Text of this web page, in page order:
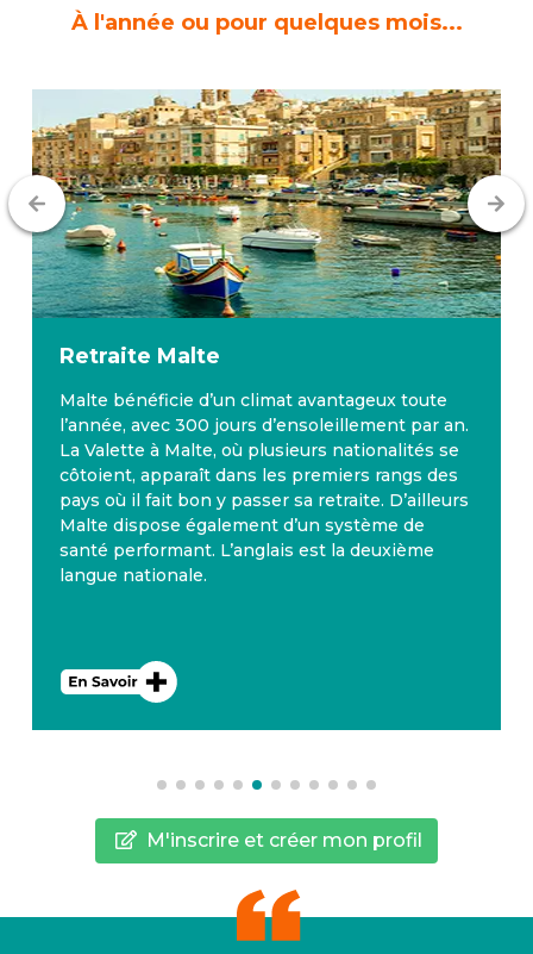
À l'année ou pour quelques mois...
Retraite Malte
Malte bénéficie d’un climat avantageux toute
l’année, avec 300 jours d’ensoleillement par an.
La Valette à Malte, où plusieurs nationalités se
côtoient, apparaît dans les premiers rangs des
pays où il fait bon y passer sa retraite. D’ailleurs
Malte dispose également d’un système de
santé performant. L’anglais est la deuxième
langue nationale.
M'inscrire et créer mon profil